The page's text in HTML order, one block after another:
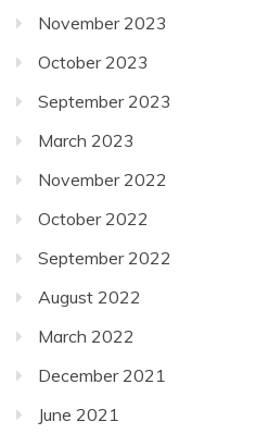
November 2023
October 2023
September 2023
March 2023
November 2022
October 2022
September 2022
August 2022
March 2022
December 2021
June 2021